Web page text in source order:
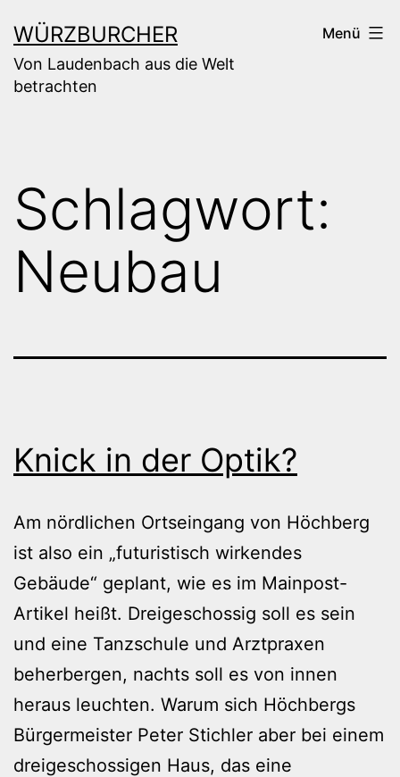
Inhalt
springen
WÜRZBURCHER
Von Laudenbach aus die Welt
betrachten
Menü
Schlagwort:
Neubau
Knick in der Optik?
Am nördlichen Ortseingang von Höchberg
ist also ein „futuristisch wirkendes
Gebäude“ geplant, wie es im Mainpost-
Artikel heißt. Dreigeschossig soll es sein
und eine Tanzschule und Arztpraxen
beherbergen, nachts soll es von innen
heraus leuchten. Warum sich Höchbergs
Bürgermeister Peter Stichler aber bei einem
dreigeschossigen Haus, das eine